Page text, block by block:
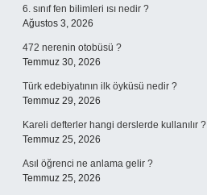
6. sınıf fen bilimleri ısı nedir ?
Ağustos 3, 2026
472 nerenin otobüsü ?
Temmuz 30, 2026
Türk edebiyatının ilk öyküsü nedir ?
Temmuz 29, 2026
Kareli defterler hangi derslerde kullanılır ?
Temmuz 25, 2026
Asıl öğrenci ne anlama gelir ?
Temmuz 25, 2026